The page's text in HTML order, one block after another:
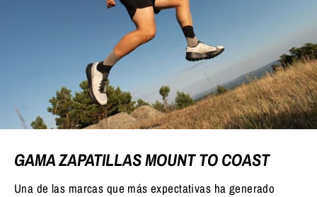
GAMA ZAPATILLAS MOUNT TO COAST
Una de las marcas que más expectativas ha generado